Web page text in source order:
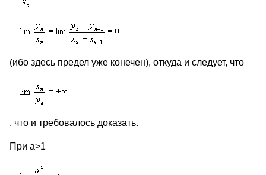
(ибо здесь предел уже конечен), откуда и следует, что
, что и требовалось доказать.
При а>1